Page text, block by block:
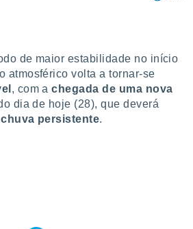
de maior estabilidade no início
atmosférico volta a tornar-se
, com achegada de uma nova
dia de hoje (28), que deverá
persistente.